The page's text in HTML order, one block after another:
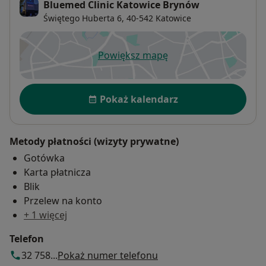
Bluemed Clinic Katowice Brynów
Świętego Huberta 6, 40-542 Katowice
Powiększ mapęotwiera się w nowej karcie
Dostępność
Pokaż kalendarz
Metody płatności (wizyty prywatne)
Gotówka
Karta płatnicza
Blik
Przelew na konto
+ 1 więcej
Telefon
32 758...Pokaż numer telefonu